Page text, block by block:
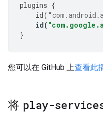
plugins {
id(
id(
}
您可以在 GitHub 上查看此
将 play-